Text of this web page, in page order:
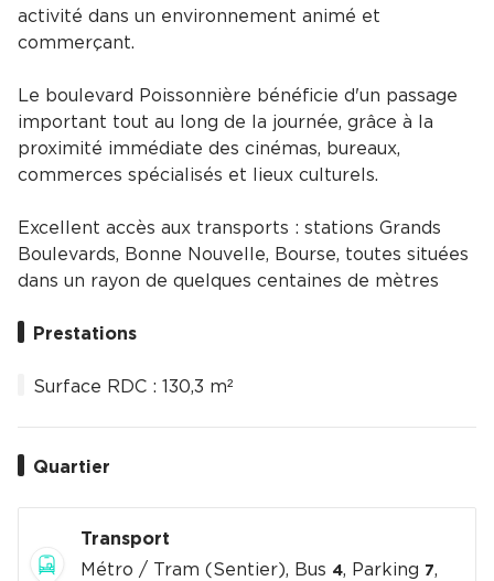
activité dans un environnement animé et
commerçant.
Le boulevard Poissonnière bénéficie d'un passage
important tout au long de la journée, grâce à la
proximité immédiate des cinémas, bureaux,
commerces spécialisés et lieux culturels.
Excellent accès aux transports : stations Grands
Boulevards, Bonne Nouvelle, Bourse, toutes situées
dans un rayon de quelques centaines de mètres
Prestations
Surface RDC : 130,3 m²
Quartier
Transport
Métro / Tram (Sentier), Bus 4, Parking 7,